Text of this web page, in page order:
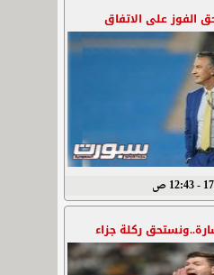
الفوز على الاتفاق
ص
ركلة جزاء